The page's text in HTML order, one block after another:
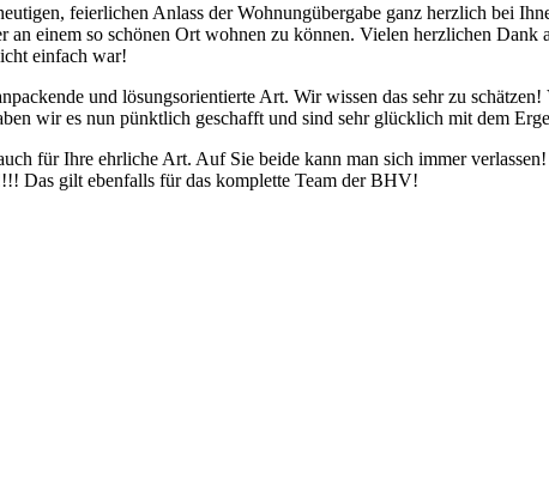
feierlichen Anlass der Wohnungübergabe ganz herzlich bei
an einem so schönen Ort wohnen zu können. Vielen herzlichen
einfach war!
und lösungsorientierte Art. Wir wissen das sehr zu
wir es nun pünktlich geschafft und sind sehr glücklich mit dem
für Ihre ehrliche Art. Auf Sie beide kann man sich immer
Das gilt ebenfalls für das komplette Team der BHV!